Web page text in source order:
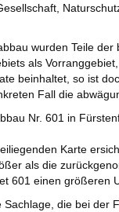
wurden Teile
als
beinhaltet, so ist
Fall die
Nr. 601 in
Karte
als die
601 einen größeren
die bei der